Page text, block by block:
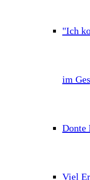
"Ich
im
Donte
Viel